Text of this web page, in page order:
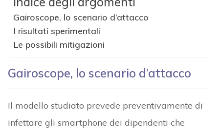
Gairoscope, lo scenario d’attacco
I risultati sperimentali
Le possibili mitigazioni
Gairoscope, lo scenario d’attacco
Il modello studiato prevede preventivamente di
infettare gli smartphone dei dipendenti che